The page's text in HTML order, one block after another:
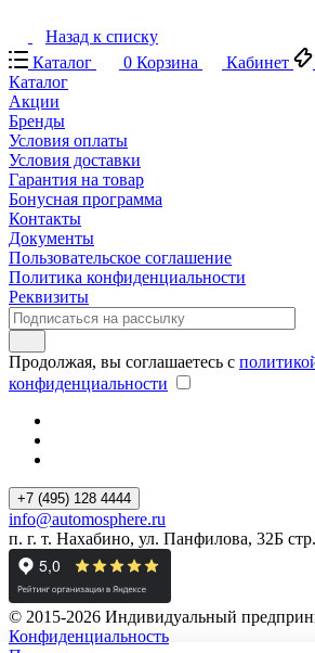
Назад к списку
Каталог
0 Корзина Кабинет
Каталог
Акции
Бренды
Условия оплаты
Условия доставки
Гарантия на товар
Бонусная программа
Контакты
Документы
Пользовательское соглашение
Политика конфиденциальности
Реквизиты
Продолжая, вы соглашаетесь с
конфиденциальности
+7 (495) 128 4444
info@automosphere.ru
п. г. т. Нахабино, ул. Панфилова, 32Б
© 2015-2026 Индивидуальный
Конфиденциальность